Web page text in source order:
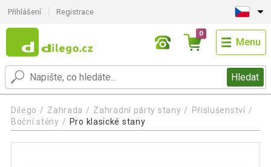
Přihlášení Registrace
Hledat
0
Menu
Dilego Zahrada Zahradní párty stany
Příslušenství
Boční stěny
Pro klasické stany